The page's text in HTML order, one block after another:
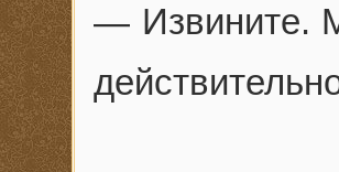
— Извините.